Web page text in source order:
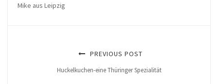
Mike aus Leipzig
PREVIOUS POST
Huckelkuchen-eine Thüringer Spezialität